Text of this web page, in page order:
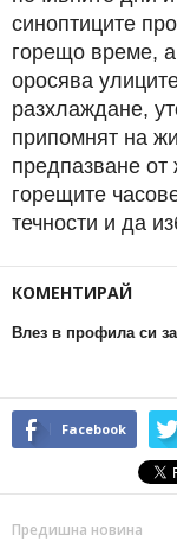
синоптиците
горещо време,
оросява
разхлаждане,
припомнят на
предпазване от
горещите
течности и да
КОМЕНТИРАЙ
Влез в профила си
Facebook
Предишна новина